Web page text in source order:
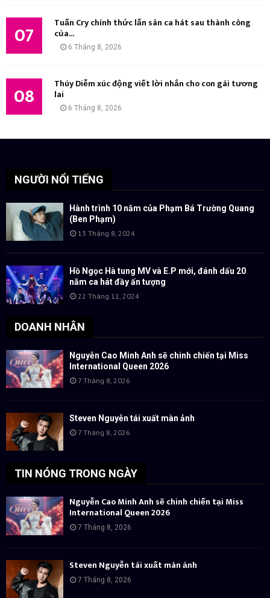
07 Tuấn Cry chính thức lấn sân ca hát sau thành công
của...
6 Tháng 8, 2026
08 Thúy Diễm xúc động viết lời nhắn cho con gái tương
lai
6 Tháng 8, 2026
NGƯỜI NỔI TIẾNG
Hành trình 10 năm của Phạm Bá Trường Quang
(Ben Phạm)
13 Tháng 8, 2024
Hồ Ngọc Hà tung MV và E.P mới, đánh dấu 20
năm ca hát đầy ấn tượng
22 Tháng 11, 2024
DOANH NHÂN
Nguyễn Cao Minh Anh sẽ chinh chiến tại Miss
International Queen 2026
7 Tháng 8, 2026
Steven Nguyễn tái xuất màn ảnh
7 Tháng 8, 2026
TIN NÓNG TRONG NGÀY
Nguyễn Cao Minh Anh sẽ chinh chiến tại Miss
International Queen 2026
7 Tháng 8, 2026
Steven Nguyễn tái xuất màn ảnh
7 Tháng 8, 2026